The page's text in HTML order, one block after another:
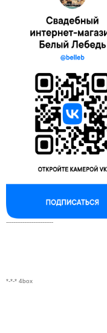
--------------------------
*-*-* 4box